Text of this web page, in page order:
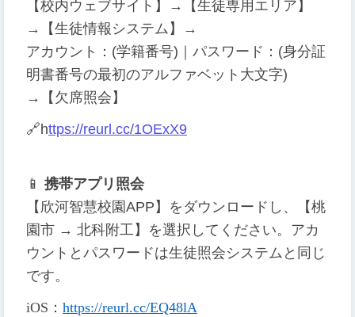
【校内ウェブサイト】→【生徒専用エリア】
→【生徒情報システム】→
アカウント：(学籍番号)｜パスワード：(身分証
明書番号の最初のアルファベット大文字)
→【欠席照会】
🔗https://reurl.cc/1OExX9
📱 携帯アプリ照会
【欣河智慧校園APP】をダウンロードし、【桃
園市 → 北科附工】を選択してください。アカ
ウントとパスワードは生徒照会システムと同じ
です。
iOS ： https://reurl.cc/EQ48lA